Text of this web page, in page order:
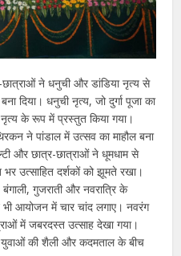
छात्राओं ने धनुची और डांडिया नृत्य से
दिया। धनुची नृत्य, जो दुर्गा पूजा का
नृत्य के रूप में प्रस्तुत किया गया।
ने पांडाल में उत्सव का माहौल बना
और छात्र-छात्राओं ने धूमधाम से
भर उत्साहित दर्शकों को झूमते रखा।
गुजराती और नवरात्रि के
भी आयोजन में चार चांद लगाए। नवरंग
में जबरदस्त उत्साह देखा गया।
युवाओं की शैली और कदमताल के बीच